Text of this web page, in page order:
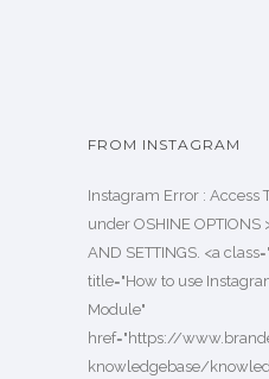
FROM INSTAGRAM
Instagram Error : Access
under OSHINE OPTIONS
AND SETTINGS. <a
title="How to use
Module"
href="https://
knowledgebase/